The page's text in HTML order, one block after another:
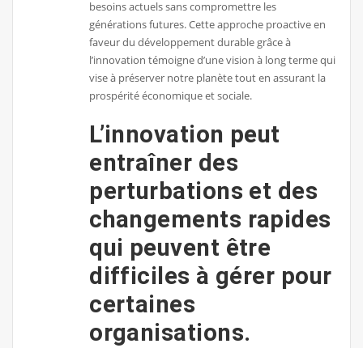
besoins actuels sans compromettre les
générations futures. Cette approche proactive en
faveur du développement durable grâce à
l’innovation témoigne d’une vision à long terme qui
vise à préserver notre planète tout en assurant la
prospérité économique et sociale.
L’innovation peut
entraîner des
perturbations et des
changements rapides
qui peuvent être
difficiles à gérer pour
certaines
organisations.